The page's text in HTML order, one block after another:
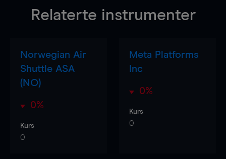
Relaterte instrumenter
Norwegian Air
Shuttle ASA
(NO)
0%
Kurs
0
Meta Platforms
Inc
0%
Kurs
0